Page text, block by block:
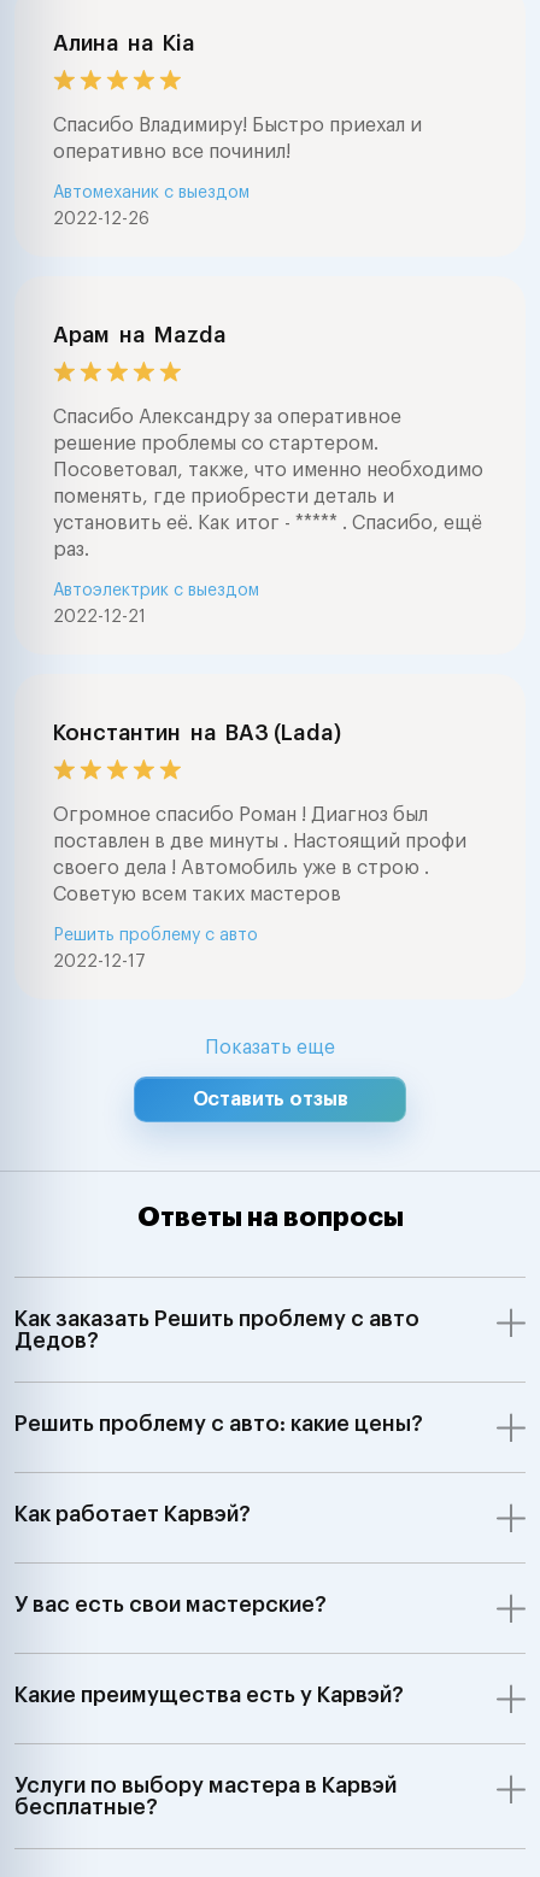
Алина на Kia
Спасибо Владимиру! Быстро приехал и
оперативно все починил!
2022-12-26
Автомеханик с выездом
Арам на Mazda
Спасибо Александру за оперативное
решение проблемы со стартером.
Посоветовал, также, что именно необходимо
поменять, где приобрести деталь и
установить её. Как итог - ***** . Спасибо, ещё
раз.
2022-12-21
Автоэлектрик с выездом
Константин на ВАЗ (Lada)
Огромное спасибо Роман ! Диагноз был
поставлен в две минуты . Настоящий профи
своего дела ! Автомобиль уже в строю .
Советую всем таких мастеров
2022-12-17
Решить проблему с авто
Показать еще
Оставить отзыв
Ответы на вопросы
Как заказать Решить проблему с авто
Дедов?
Решить проблему с авто: какие цены?
Как работает Карвэй?
У вас есть свои мастерские?
Какие преимущества есть у Карвэй?
Услуги по выбору мастера в Карвэй
бесплатные?